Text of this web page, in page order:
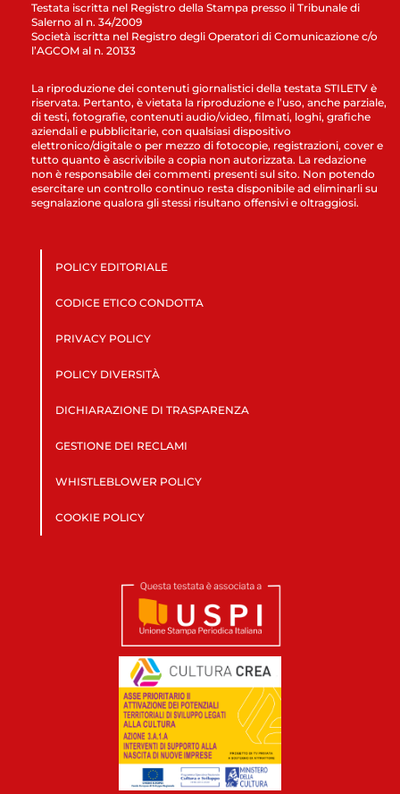
Testata iscritta nel Registro della Stampa presso il Tribunale di
Salerno al n. 34/2009
Società iscritta nel Registro degli Operatori di Comunicazione c/o
l’AGCOM al n. 20133
La riproduzione dei contenuti giornalistici della testata STILETV è
riservata. Pertanto, è vietata la riproduzione e l’uso, anche parziale,
di testi, fotografie, contenuti audio/video, filmati, loghi, grafiche
aziendali e pubblicitarie, con qualsiasi dispositivo
elettronico/digitale o per mezzo di fotocopie, registrazioni, cover e
tutto quanto è ascrivibile a copia non autorizzata. La redazione
non è responsabile dei commenti presenti sul sito. Non potendo
esercitare un controllo continuo resta disponibile ad eliminarli su
segnalazione qualora gli stessi risultano offensivi e oltraggiosi.
POLICY EDITORIALE
CODICE ETICO CONDOTTA
PRIVACY POLICY
POLICY DIVERSITÀ
DICHIARAZIONE DI TRASPARENZA
GESTIONE DEI RECLAMI
WHISTLEBLOWER POLICY
COOKIE POLICY